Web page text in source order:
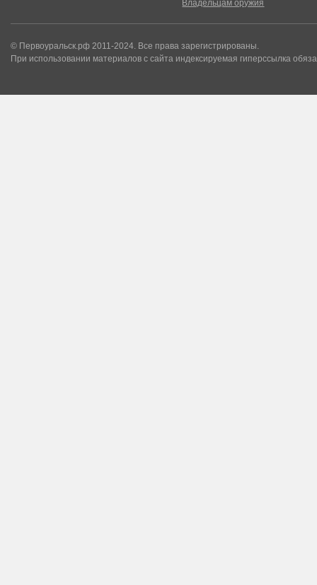
Владельцам оружия
© Первоуральск.рф 2011-2024. Все права зарегистрированы.
При использовании материалов с сайта индексируемая гиперссылка